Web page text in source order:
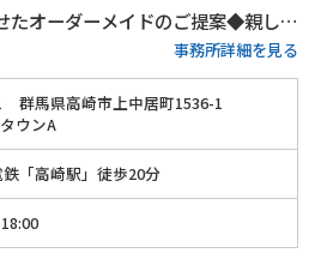
オーダーメイドのご提案◆親しみ
◆初回相談30分無料◆徹底的な秘
事務所詳細を見る
群馬県高崎市上中居町1536-1
ウンA
「高崎駅」徒歩20分